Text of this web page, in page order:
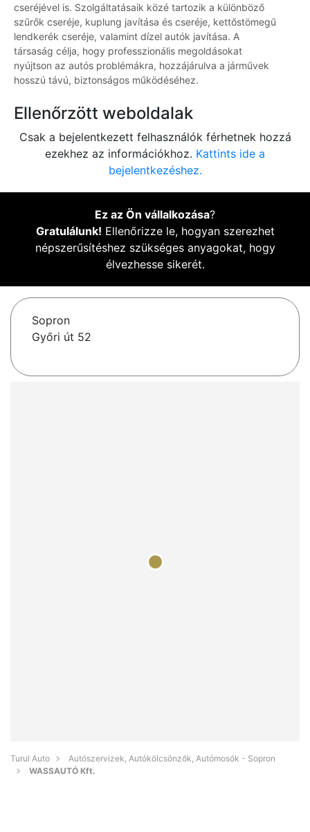
cseréjével is. Szolgáltatásaik közé tartozik a különböző
szűrők cseréje, kuplung javítása és cseréje, kettőstömegű
lendkerék cseréje, valamint dízel autók javítása. A
társaság célja, hogy professzionális megoldásokat
nyújtson az autós problémákra, hozzájárulva a járművek
hosszú távú, biztonságos működéséhez.
Ellenőrzött weboldalak
Csak a bejelentkezett felhasználók férhetnek hozzá
ezekhez az információkhoz. Kattints ide a
bejelentkezéshez.
Ez az Ön vállalkozása?
Gratulálunk! Ellenőrizze le, hogyan szerezhet
népszerűsítéshez szükséges anyagokat, hogy
élvezhesse sikerét.
Sopron
Győri út 52
Turul Auto
Autószervizek, Autókölcsönzők, Autómosók - Sopron
WASSAUTÓ Kft.